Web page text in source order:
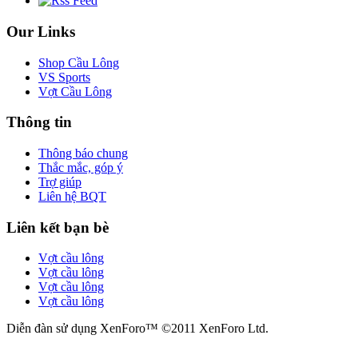
Our Links
Shop Cầu Lông
VS Sports
Vợt Cầu Lông
Thông tin
Thông báo chung
Thắc mắc, góp ý
Trợ giúp
Liên hệ BQT
Liên kết bạn bè
Vợt cầu lông
Vợt cầu lông
Vợt cầu lông
Vợt cầu lông
Diễn đàn sử dụng XenForo™ ©2011 XenForo Ltd.